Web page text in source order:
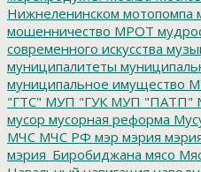
Нижнеленинском мотопомпа
мошенничество МРОТ
современного искусства
муниципалитеты
муниципальное имущество
"ГТС" МУП "ГУК МУП "ПАТП"
мусор мусорная реформа
МЧС МЧС РФ мэр мэрия
мэрия_Биробиджана мясо